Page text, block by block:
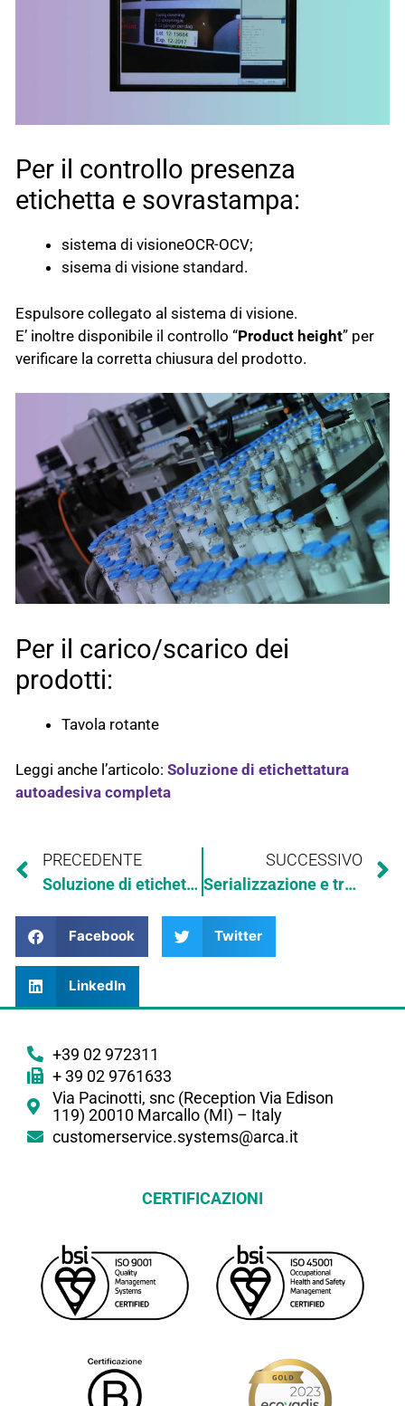
Per il controllo presenza
etichetta e sovrastampa:
sistema di visioneOCR-OCV;
sisema di visione standard.
Espulsore collegato al sistema di visione.
E’ inoltre disponibile il controllo “Product height” per
verificare la corretta chiusura del prodotto.
Per il carico/scarico dei
prodotti:
Tavola rotante
Leggi anche l’articolo: Soluzione di etichettatura
autoadesiva completa
PRECEDENTE
Soluzione di etichettatura autoadesiva completa
SUCCESSIVO
Serializzazione e tracciabilità dispositivi medici
Facebook Twitter
LinkedIn
+39 02 972311
+ 39 02 9761633
Via Pacinotti, snc (Reception Via Edison
119) 20010 Marcallo (MI) – Italy
customerservice.systems@arca.it
CERTIFICAZIONI